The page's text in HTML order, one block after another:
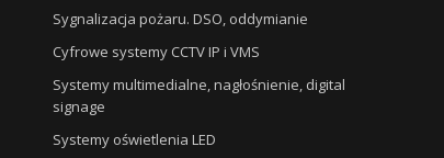
Sygnalizacja pożaru. DSO, oddymianie
Cyfrowe systemy CCTV IP i VMS
Systemy multimedialne, nagłośnienie, digital
signage
Systemy oświetlenia LED